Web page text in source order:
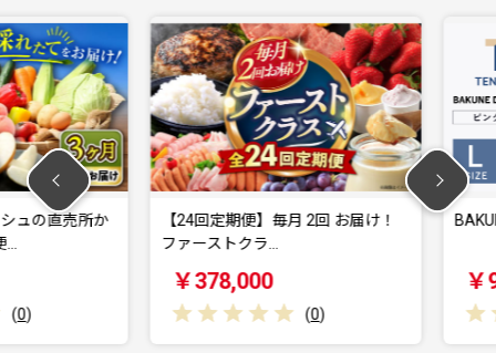
直売所か
【24回定期便】毎月 2回 お届け！
ファーストクラ…
￥378,000
0)
BAKUNE
￥